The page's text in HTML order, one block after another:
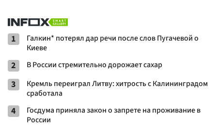
1
Галкин* потерял дар речи после слов Пугачевой о
Киеве
2 В России стремительно дорожает сахар
3
Кремль переиграл Литву: хитрость с Калининградом
сработала
4
Госдума приняла закон о запрете на проживание в
России